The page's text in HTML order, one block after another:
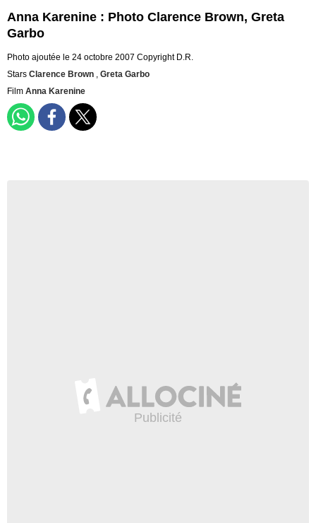
Anna Karenine : Photo Clarence Brown, Greta
Garbo
Photo ajoutée le 24 octobre 2007 Copyright D.R.
Stars Clarence Brown , Greta Garbo
Film Anna Karenine